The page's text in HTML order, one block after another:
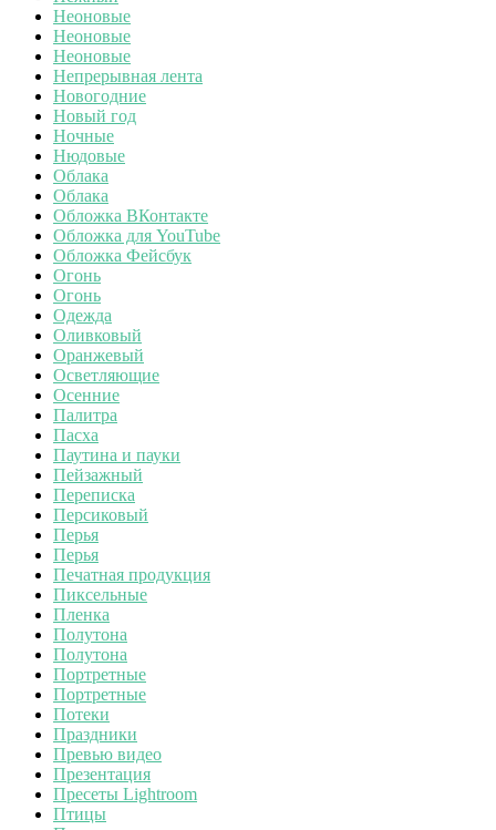
Неоновые
Неоновые
Неоновые
Непрерывная лента
Новогодние
Новый год
Ночные
Нюдовые
Облака
Облака
Обложка ВКонтакте
Обложка для YouTube
Обложка Фейсбук
Огонь
Огонь
Одежда
Оливковый
Оранжевый
Осветляющие
Осенние
Палитра
Пасха
Паутина и пауки
Пейзажный
Переписка
Персиковый
Перья
Перья
Печатная продукция
Пиксельные
Пленка
Полутона
Полутона
Портретные
Портретные
Потеки
Праздники
Превью видео
Презентация
Пресеты Lightroom
Птицы